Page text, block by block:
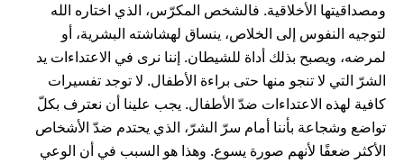
ومصداقيتها الأخلاقية. فالشخص المكرّس، الذي اختاره الله
لتوجيه النفوس إلى الخلاص، ينساق لهشاشته البشرية، أو
لمرضه، ويصبح بذلك أداة للشيطان. إننا نرى في الاعتداءات يد
الشرّ التي لا تنجو منها حتى براءة الأطفال. لا توجد تفسيرات
كافية لهذه الاعتداءات ضدّ الأطفال. يجب علينا أن نعترف بكلّ
تواضع وشجاعة بأننا أمام سرّ الشرّ، الذي يحتدم ضدّ الأشخاص
الأكثر ضعفًا لأنهم صورة يسوع. وهذا هو السبب في أن الوعي